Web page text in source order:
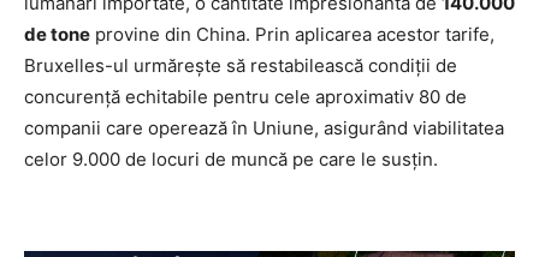
de tone provine din China. Prin aplicarea acestor tarife,
Bruxelles-ul urmărește să restabilească condiții de
concurență echitabile pentru cele aproximativ 80 de
companii care operează în Uniune, asigurând viabilitatea
celor 9.000 de locuri de muncă pe care le susțin.